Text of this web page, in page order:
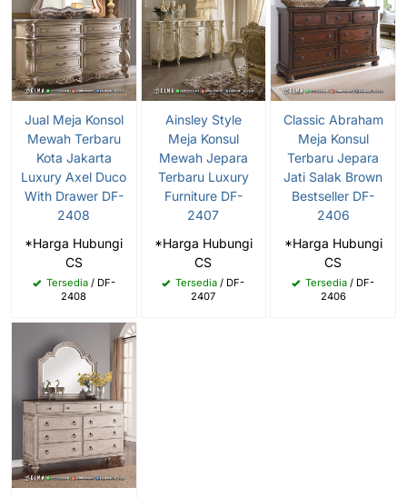
Jual Meja Konsol
Mewah Terbaru
Kota Jakarta
Luxury Axel Duco
With Drawer DF-
2408
*Harga Hubungi
CS
Tersedia/ DF-
2408
Ainsley Style
Meja Konsul
Mewah Jepara
Terbaru Luxury
Furniture DF-
2407
*Harga Hubungi
CS
Tersedia / DF-
2407
Classic Abraham
Meja Konsul
Terbaru Jepara
Jati Salak Brown
Bestseller DF-
2406
*Harga Hubungi
CS
Tersedia / DF-
2406